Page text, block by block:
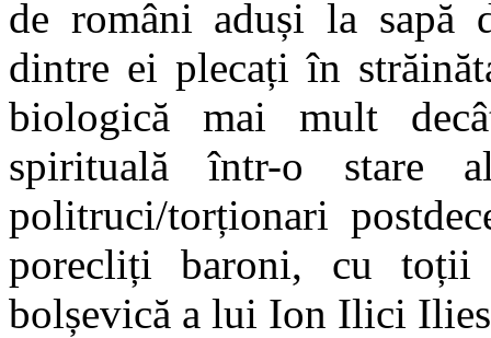
de români aduși la sapă
dintre ei plecați în
biologică mai mult
spirituală într-o stare
politruci/torționari
porecliți baroni, cu toții
bolșevică a lui Ion Ilici